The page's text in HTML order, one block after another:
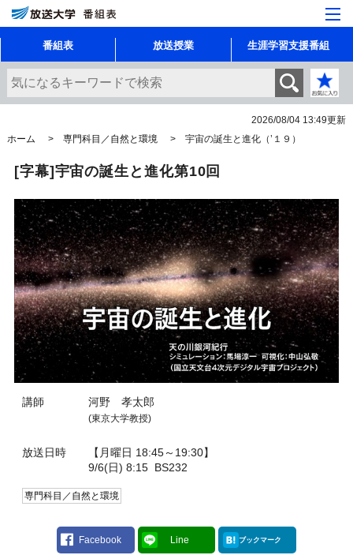
番組表 放送授業 生涯学習支援番組
2026/08/04 13:49更新
ホーム
専門科目／自然と環境 宇宙の誕生と進化（’１９）
[字幕]宇宙の誕生と進化第10回
講師 河野 孝太郎
(東京大学教授)
放送日時
【月曜日 18:45～19:30】
9/6(日) 8:15BS232
専門科目／自然と環境
Facebook Line ブックマーク